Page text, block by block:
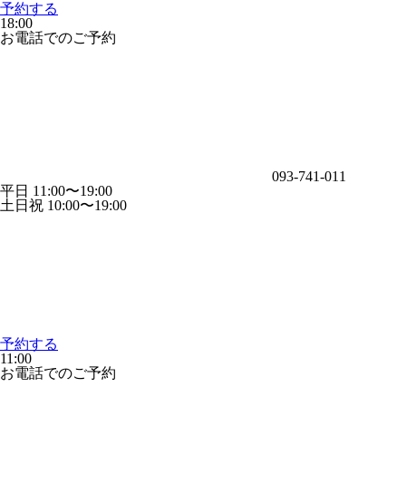
予約する
18:00
お電話でのご予約
093-741-011
平日 11:00〜19:00
土日祝 10:00〜19:00
予約する
11:00
お電話でのご予約